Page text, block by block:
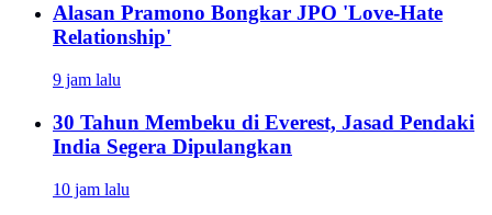
Alasan Pramono Bongkar JPO 'Love-Hate
Relationship'
9 jam lalu
30 Tahun Membeku di Everest, Jasad Pendaki
India Segera Dipulangkan
10 jam lalu